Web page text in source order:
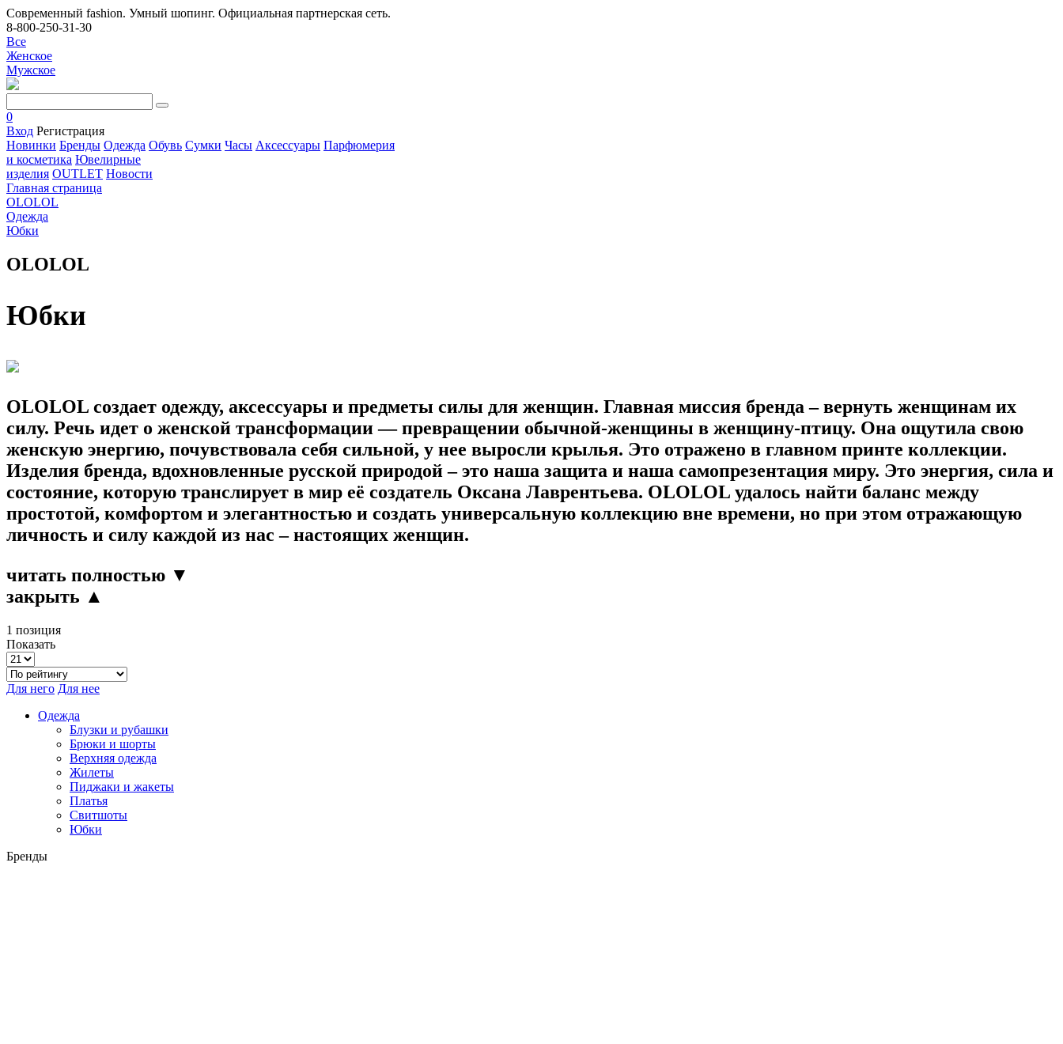
Современный fashion. Умный шопинг. Официальная партнерская сеть.
8-800-250-31-30
Все
Женское
Мужское
0
Вход Регистрация
Новинки Бренды Одежда Обувь Сумки Часы Аксессуары Парфюмерия
и косметика Ювелирные
изделия OUTLET Новости
Главная страница
OLOLOL
Одежда
Юбки
OLOLOL
Юбки
OLOLOL создает одежду, аксессуары и предметы силы для женщин. Главная миссия бренда – вернуть женщинам их
силу. Речь идет о женской трансформации — превращении обычной-женщины в женщину-птицу. Она ощутила свою
женскую энергию, почувствовала себя сильной, у нее выросли крылья. Это отражено в главном принте коллекции.
Изделия бренда, вдохновленные русской природой – это наша защита и наша самопрезентация миру. Это энергия, сила и
состояние, которую транслирует в мир её создатель Оксана Лаврентьева. OLOLOL удалось найти баланс между
простотой, комфортом и элегантностью и создать универсальную коллекцию вне времени, но при этом отражающую
личность и силу каждой из нас – настоящих женщин.
читать полностью ▼
закрыть ▲
1 позиция
Показать
Для него Для нее
Одежда
Блузки и рубашки
Брюки и шорты
Верхняя одежда
Жилеты
Пиджаки и жакеты
Платья
Свитшоты
Юбки
Бренды